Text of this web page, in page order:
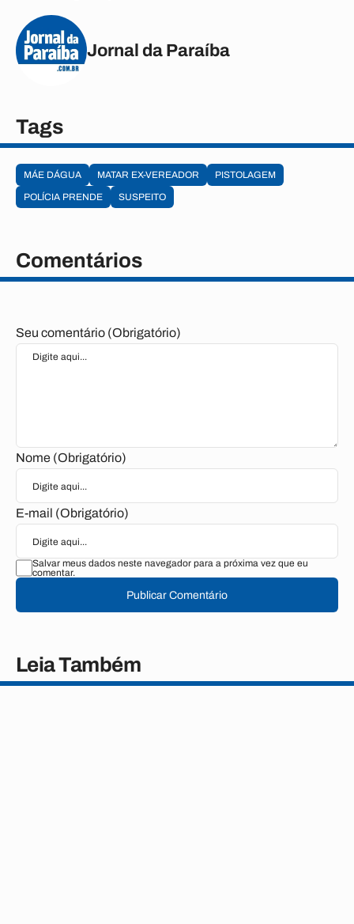
Jornal da Paraíba
Tags
MÁE DÁGUA MATAR EX-VEREADOR
PISTOLAGEM
POLÍCIA PRENDE
SUSPEITO
Comentários
Seu comentário (Obrigatório)
Nome (Obrigatório)
E-mail (Obrigatório)
Salvar meus dados neste navegador para a próxima vez que eu
comentar.
Publicar Comentário
Leia Também